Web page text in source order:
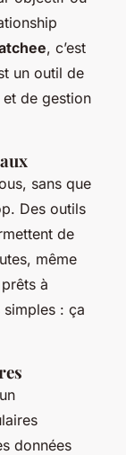
, c’est
un outil de
de gestion
sans que
Des outils
de
même
à
simples : ça
données